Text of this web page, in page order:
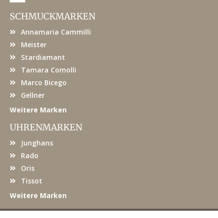
e
b
o
SCHMUCKMARKEN
Annamaria Cammilli
Meister
Stardiamant
Tamara Comolli
Marco Bicego
Gellner
Weitere Marken
UHRENMARKEN
Junghans
Rado
Oris
Tissot
Weitere Marken